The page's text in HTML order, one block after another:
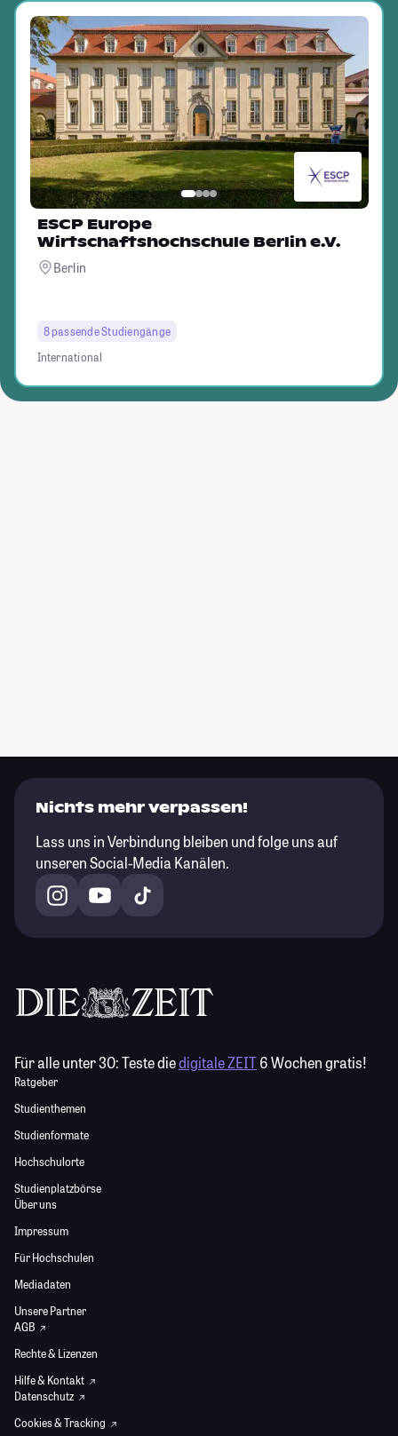
ESCP Europe
Wirtschaftshochschule Berlin e.V.
Berlin
8 passende Studiengänge
International
Nichts mehr verpassen!
Lass uns in Verbindung bleiben und folge uns auf
unseren Social-Media Kanälen.
Für alle unter 30:Teste diedigitale ZEIT6 Wochen gratis!
Ratgeber
Studienthemen
Studienformate
Hochschulorte
Studienplatzbörse
Über uns
Impressum
Für Hochschulen
Mediadaten
Unsere Partner
AGB
Rechte & Lizenzen
Hilfe & Kontakt
Datenschutz
Cookies & Tracking